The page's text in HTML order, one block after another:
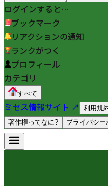
ログインすると…
ブックマーク
リアクションの通知
ランクがつく
プロフィール
カテゴリ
すべて
ミセス情報サイト ↗ 利用規
著作権ってなに?
プライバシー